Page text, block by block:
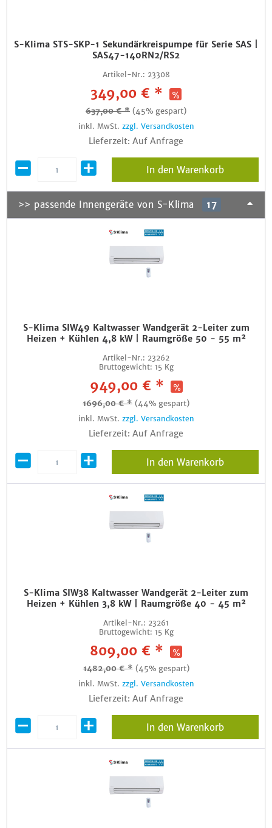
S-Klima STS-SKP-1 Sekundärkreispumpe für Serie SAS |
SAS47-140RN2/RS2
Artikel-Nr.: 23308
349,00 € *
637,00 € * (45% gespart)
inkl. MwSt. zzgl. Versandkosten
Lieferzeit: Auf Anfrage
In den Warenkorb
>> passende Innengeräte von S-Klima 17
S-Klima SIW49 Kaltwasser Wandgerät 2-Leiter zum
Heizen + Kühlen 4,8 kW | Raumgröße 50 - 55 m²
Artikel-Nr.: 23262
Bruttogewicht: 15 Kg
949,00 € *
1696,00 € * (44% gespart)
inkl. MwSt. zzgl. Versandkosten
Lieferzeit: Auf Anfrage
In den Warenkorb
S-Klima SIW38 Kaltwasser Wandgerät 2-Leiter zum
Heizen + Kühlen 3,8 kW | Raumgröße 40 - 45 m²
Artikel-Nr.: 23261
Bruttogewicht: 15 Kg
809,00 € *
1482,00 € * (45% gespart)
inkl. MwSt. zzgl. Versandkosten
Lieferzeit: Auf Anfrage
In den Warenkorb